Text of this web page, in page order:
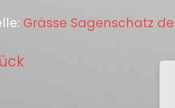
Grässe Sagenschatz